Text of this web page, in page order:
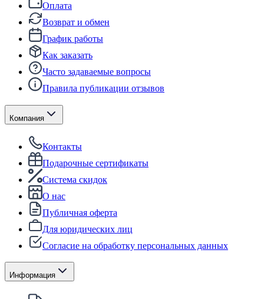
Оплата
Возврат и обмен
График работы
Как заказать
Часто задаваемые вопросы
Правила публикации отзывов
Компания
Контакты
Подарочные сертификаты
Система скидок
О нас
Публичная оферта
Для юридических лиц
Согласие на обработку персональных данных
Информация